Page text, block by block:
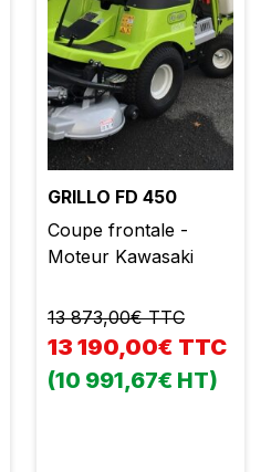
GRILLO FD 450
Coupe frontale -
Moteur Kawasaki
13 873,00€ TTC
13 190,00€ TTC
(10 991,67€ HT)